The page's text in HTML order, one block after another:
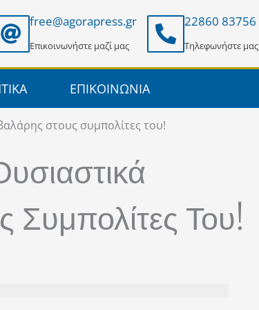
free@agorapress.gr
Επικοινωνήστε μαζί μας
22860 83756
Τηλεφωνήστε μας
ΕΠΙΚΟΙΝΩΝΙΑ
στους συμπολίτες του!
Του!